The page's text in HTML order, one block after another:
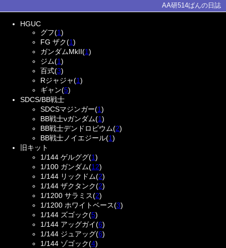
AA研514ばんの日誌
HGUC
グフ(1)
FG ザク(1)
ガンダムMkII(1)
ジム(1)
百式(3)
Rジャジャ(1)
ギャン(5)
SDCS/BB戦士
SDCSマジンガー(1)
BB戦士νガンダム(1)
BB戦士デンドロビウム(2)
BB戦士ノイエジール(1)
旧キット
1/144 ゲルググ(1)
1/100 ガンダム(12)
1/144 リックドム(2)
1/144 ザクタンク(2)
1/1200 サラミス(2)
1/1200 ホワイトベース(3)
1/144 ズゴック(5)
1/144 アッグガイ(6)
1/144 ジュアッグ(6)
1/144 ゾゴック(4)